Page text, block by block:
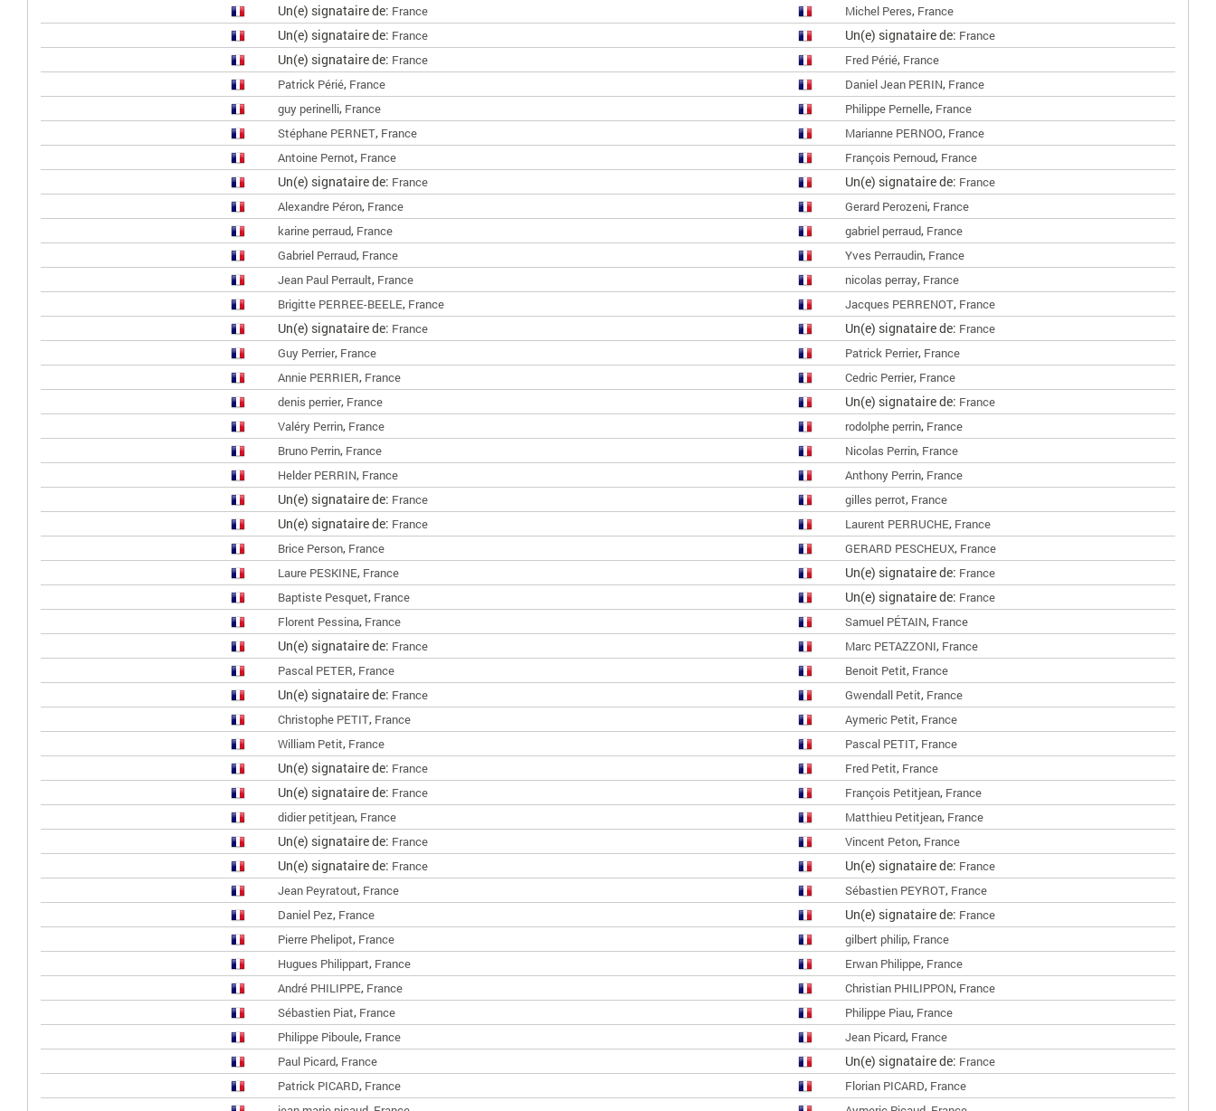
Un(e) signataire de: France Michel Peres, France
Un(e) signataire de: France Un(e) signataire de: France
Un(e) signataire de: France Fred Périé, France
Patrick Périé, France Daniel Jean PERIN, France
guy perinelli, France Philippe Pernelle, France
Stéphane PERNET, France Marianne PERNOO, France
Antoine Pernot, France François Pernoud, France
Un(e) signataire de: France Un(e) signataire de: France
Alexandre Péron, France Gerard Perozeni, France
karine perraud, France gabriel perraud, France
Gabriel Perraud, France Yves Perraudin, France
Jean Paul Perrault, France nicolas perray, France
Brigitte PERREE-BEELE, France Jacques PERRENOT, France
Un(e) signataire de: France Un(e) signataire de: France
Guy Perrier, France Patrick Perrier, France
Annie PERRIER, France Cedric Perrier, France
denis perrier, France Un(e) signataire de: France
Valéry Perrin, France rodolphe perrin, France
Bruno Perrin, France Nicolas Perrin, France
Helder PERRIN, France Anthony Perrin, France
Un(e) signataire de: France gilles perrot, France
Un(e) signataire de: France Laurent PERRUCHE, France
Brice Person, France GERARD PESCHEUX, France
Laure PESKINE, France Un(e) signataire de: France
Baptiste Pesquet, France Un(e) signataire de: France
Florent Pessina, France Samuel PÉTAIN, France
Un(e) signataire de: France Marc PETAZZONI, France
Pascal PETER, France Benoit Petit, France
Un(e) signataire de: France Gwendall Petit, France
Christophe PETIT, France Aymeric Petit, France
William Petit, France Pascal PETIT, France
Un(e) signataire de: France Fred Petit, France
Un(e) signataire de: France François Petitjean, France
didier petitjean, France Matthieu Petitjean, France
Un(e) signataire de: France Vincent Peton, France
Un(e) signataire de: France Un(e) signataire de: France
Jean Peyratout, France Sébastien PEYROT, France
Daniel Pez, France Un(e) signataire de: France
Pierre Phelipot, France gilbert philip, France
Hugues Philippart, France Erwan Philippe, France
André PHILIPPE, France Christian PHILIPPON, France
Sébastien Piat, France Philippe Piau, France
Philippe Piboule, France Jean Picard, France
Paul Picard, France Un(e) signataire de: France
Patrick PICARD, France Florian PICARD, France